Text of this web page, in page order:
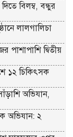
বিলম্ব, বন্ধুর
লালগালিচা
পাশাপাশি দ্বিতীয়
১২ চিকিৎসক
অভিযান,
অভিযান: ২